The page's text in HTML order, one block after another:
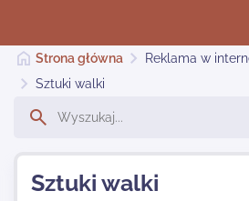
Strona główna Reklama w
Sztuki walki
Sztuki walki